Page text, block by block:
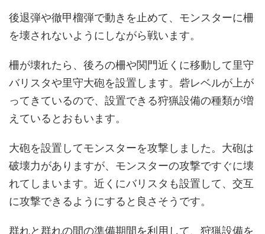
後退弾や徹甲榴弾で動きを止めて、モンスターに柵
を壊されないようにしながら戦います。
柵が壊れたら、後ろの柵や関門近くに移動して里守
バリスタや里守大砲を設置します。砦レベルが上が
ってきているので、設置できる狩猟設備の種類が増
えているとおもいます。
大砲を設置してモンスターを攻撃しました。大砲は
破壊力がありますが、モンスターの攻撃ですぐに壊
れてしまいます。近くにバリスタも設置して、交互
に攻撃できるようにすると良さそうです。
群れと群れの間の準備期間を利用して、狩猟設備を